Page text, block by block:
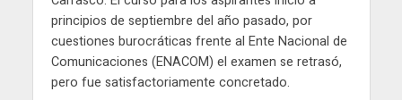
principios de septiembre del año pasado, por
cuestiones burocráticas frente al Ente Nacional de
Comunicaciones (ENACOM) el examen se retrasó,
pero fue satisfactoriamente concretado.